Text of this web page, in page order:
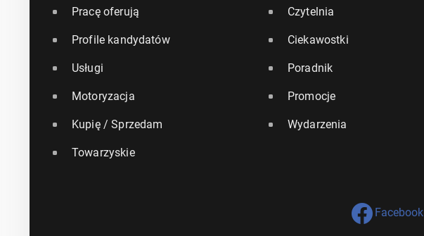
Pracę oferują
Profile kandydatów
Usługi
Motoryzacja
Kupię / Sprzedam
Towarzyskie
Czytelnia
Ciekawostki
Poradnik
Promocje
Wydarzenia
Facebook